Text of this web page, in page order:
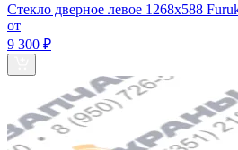
Стекло дверное левое 1268х588
от
9 300 ₽